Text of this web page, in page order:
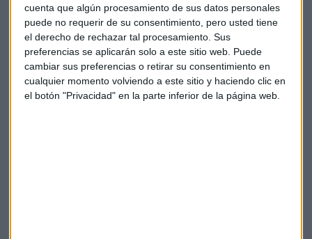
cuenta que algún procesamiento de sus datos personales
puede no requerir de su consentimiento, pero usted tiene
el derecho de rechazar tal procesamiento. Sus
preferencias se aplicarán solo a este sitio web. Puede
cambiar sus preferencias o retirar su consentimiento en
cualquier momento volviendo a este sitio y haciendo clic en
el botón "Privacidad" en la parte inferior de la página web.
Según JP Morgan AM, estainfraponderación en renta
variable se debe a una visión demasiado "optimista" de los
analistas. "En un entorno de menor crecimiento económico,
lo lógico es que también se trasladara a resultados
empresariales", apuntaGutiérrez-Mellado.